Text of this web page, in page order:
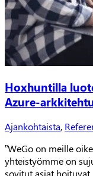
Hoxhuntilla
Azure-
Ajankohtaista,
”WeGo on meille
yhteistyömme on